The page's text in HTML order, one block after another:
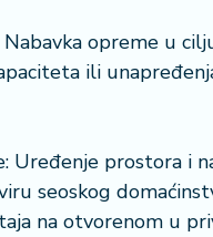
Nabavka opreme u
ili
Uređenje prostora i
seoskog
na otvorenom u